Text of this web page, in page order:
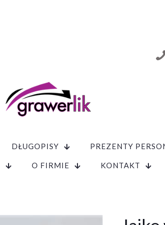
DŁUGOPISY PREZENTY
O FIRMIE KONTAKT